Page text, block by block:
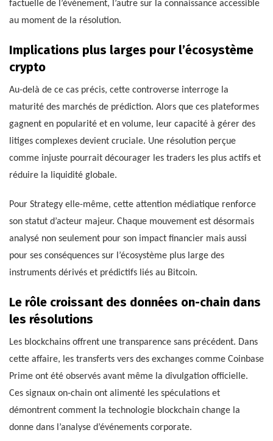
factuelle de l’événement, l’autre sur la connaissance accessible
au moment de la résolution.
Implications plus larges pour l’écosystème
crypto
Au-delà de ce cas précis, cette controverse interroge la
maturité des marchés de prédiction. Alors que ces plateformes
gagnent en popularité et en volume, leur capacité à gérer des
litiges complexes devient cruciale. Une résolution perçue
comme injuste pourrait décourager les traders les plus actifs et
réduire la liquidité globale.
Pour Strategy elle-même, cette attention médiatique renforce
son statut d’acteur majeur. Chaque mouvement est désormais
analysé non seulement pour son impact financier mais aussi
pour ses conséquences sur l’écosystème plus large des
instruments dérivés et prédictifs liés au Bitcoin.
Le rôle croissant des données on-chain dans
les résolutions
Les blockchains offrent une transparence sans précédent. Dans
cette affaire, les transferts vers des exchanges comme Coinbase
Prime ont été observés avant même la divulgation officielle.
Ces signaux on-chain ont alimenté les spéculations et
démontrent comment la technologie blockchain change la
donne dans l’analyse d’événements corporate.